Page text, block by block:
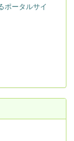
ポータルサイ